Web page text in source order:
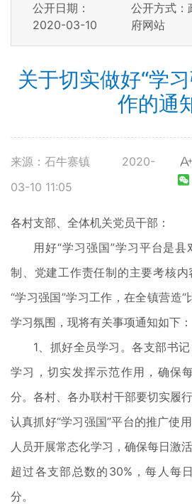
公开日期：
2020-03-10
公开方式：
府网站
关于切实做好“学
作的通
来源：石牛寨镇
2020-
03-10 11:05
各村支部、全体机关党员干部：
用好“学习强国”学习平台是
制、党建工作责任制的主要考核
“学习强国”学习工作，在全镇营造
学习氛围，现将有关事项通知如下：
1、抓好全员学习。各支部书
学习，切实发挥示范作用，确保
分。各村、各办联村干部要切实履
认真抓好“学习强国”平台的推广使
人员开展常态化学习，确保每日激
超过各支部总数的30%，每人每
分。